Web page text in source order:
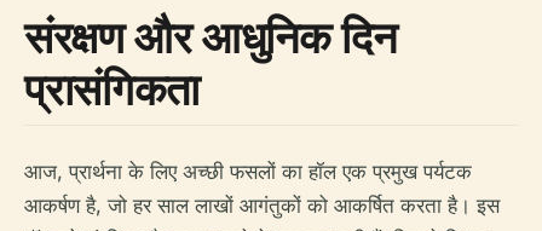
संरक्षण और आधुनिक दिन
प्रासंगिकता
आज, प्रार्थना के लिए अच्छी फसलों का हॉल एक प्रमुख पर्यटक
आकर्षण है, जो हर साल लाखों आगंतुकों को आकर्षित करता है। इस